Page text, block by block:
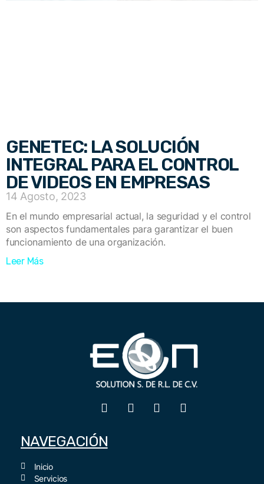
GENETEC: LA SOLUCIÓN
INTEGRAL PARA EL CONTROL
DE VIDEOS EN EMPRESAS
14 Agosto, 2023
En el mundo empresarial actual, la seguridad y el control
son aspectos fundamentales para garantizar el buen
funcionamiento de una organización.
Leer Más
NAVEGACIÓN
Inicio
Servicios